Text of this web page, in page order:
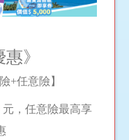
》
+任意險】
元，任意險最高享